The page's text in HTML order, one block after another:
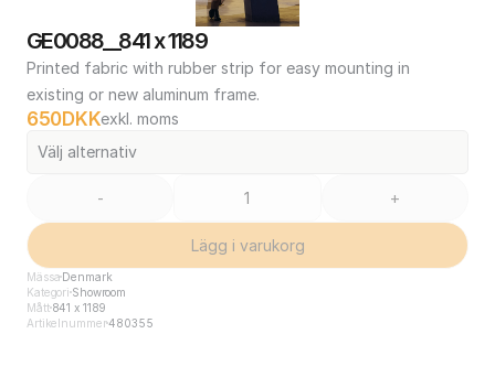
GE0088__841 x 1189
Printed fabric with rubber strip for easy mounting in
existing or new aluminum frame.
650DKKexkl. moms
Välj alternativ
- +
Lägg i varukorg
Mässa Denmark
Kategori Showroom
Mått841 x 1189
Artikelnummer480355